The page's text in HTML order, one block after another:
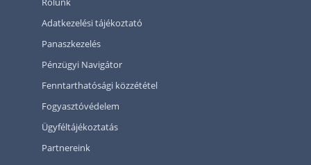
Adatkezelési tájékoztató
Panaszkezelés
Pénzügyi Navigátor
Fenntarthatósági közzététel
Fogyasztóvédelem
Ügyféltájékoztatás
Partnereink